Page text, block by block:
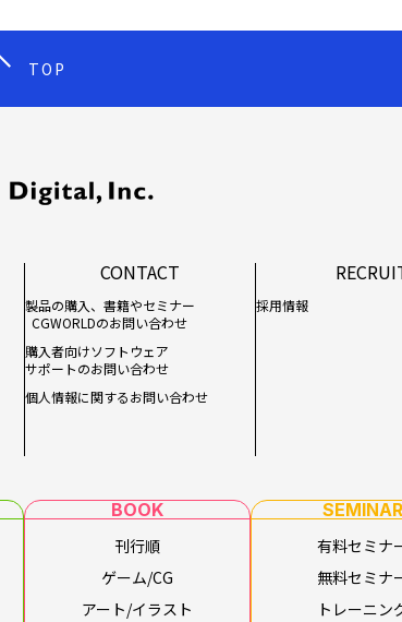
TOP
CONTACT
製品の購入、書籍やセミナー
CGWORLDのお問い合わせ
購入者向けソフトウェア
サポートのお問い合わせ
個人情報に関するお問い合わせ
採用情報
BOOK
刊行順
ゲーム/CG
アート/イラスト
SEMINAR
有料セミナ
無料セミナ
トレーニン